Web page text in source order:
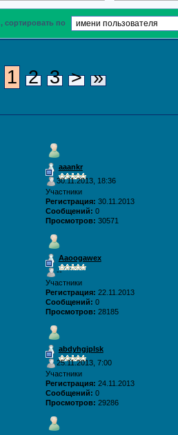
, сортировать по
1 2 3 > »
aaankr
30.11.2013, 18:36
Участники
Регистрация: 30.11.2013
Сообщений: 0
Просмотров: 30571
Aaoogawex
--
Участники
Регистрация: 22.11.2013
Сообщений: 0
Просмотров: 28185
abdyhgjplsk
25.11.2013, 7:00
Участники
Регистрация: 24.11.2013
Сообщений: 0
Просмотров: 29286